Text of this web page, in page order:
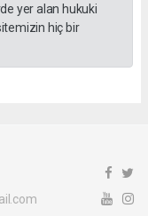
yer alan hukuki
hiç bir